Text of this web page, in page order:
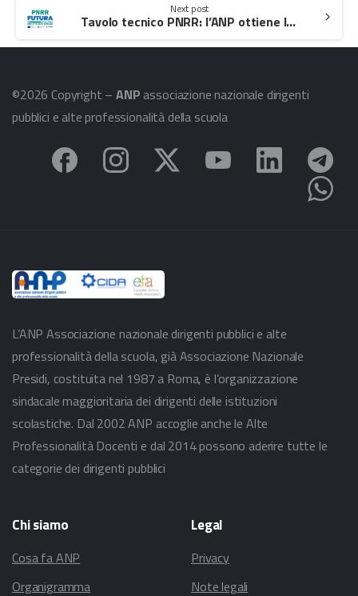
Next post
Tavolo tecnico PNRR: l’ANP ottiene la proroga per Agenda Sud e Agenda Nord
©2026 Copyright –ANP associazione nazionale dirigenti
pubblici e alte professionalità della scuola
L’ANP Associazione nazionale dirigenti pubblici e alte
professionalità della scuola, già Associazione Nazionale
Presidi, costituita nel 1987 a Roma, è l’organizzazione
sindacale maggioritaria dei dirigenti delle istituzioni
scolastiche. Dal 2002 ANP accoglie anche le Alte
Professionalità Docenti e dal 2014 possono aderire tutte le
categorie dei dirigenti pubblici
Chisiamo
Cosa fa ANP
Organigramma
Legal
Privacy
Note legali